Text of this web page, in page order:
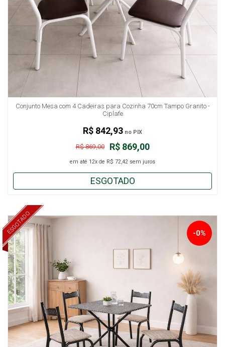
Conjunto Mesa com 4 Cadeiras para Cozinha 70cm Tampo Granito -
Ciplafe
R$ 869,00
R$ 869,00
em até 12x de R$ 72,42 sem juros
R$ 842,93 no PIX
ESGOTADO
ESGOTADO -0%